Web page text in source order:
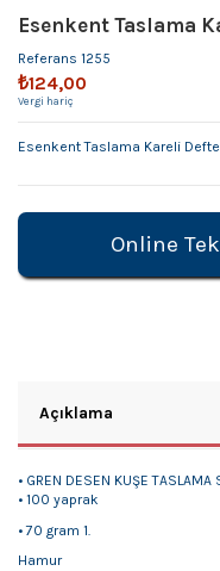
Esenkent Taslama
Referans 1255
₺124,00
Vergi hariç
Esenkent Taslama Kareli
Online
Açıklama
• GREN DESEN KUŞE TASLAMA
• 100 yaprak
• 70 gram 1.
Hamur